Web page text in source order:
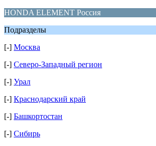
HONDA ELEMENT Россия
Подразделы
[-] Москва
[-] Северо-Западный регион
[-] Урал
[-] Краснодарский край
[-] Башкортостан
[-] Сибирь